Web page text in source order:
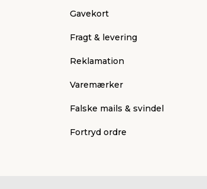
Gavekort
Fragt & levering
Reklamation
Varemærker
Falske mails & svindel
Fortryd ordre